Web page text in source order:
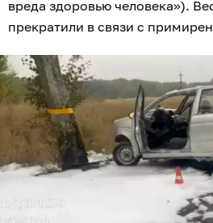
вреда здоровью человека»).
прекратили в связи с